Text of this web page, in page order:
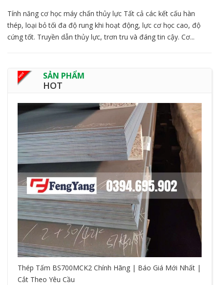
Tính năng cơ học máy chấn thủy lực Tất cả các kết cấu hàn
thép, loại bỏ tối đa độ rung khi hoạt động, lực cơ học cao, độ
cứng tốt. Truyền dẫn thủy lực, trơn tru và đáng tin cậy. Cơ...
SẢN PHẨM
HOT
Thép Tấm BS700MCK2 Chính Hãng | Báo Giá Mới Nhất |
Cắt Theo Yêu Cầu